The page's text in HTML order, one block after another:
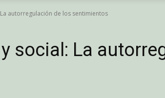
autorregulación de los sentimientos
social: La